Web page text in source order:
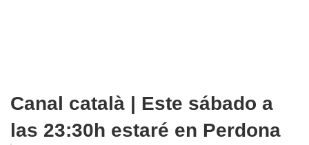
Canal català | Este sábado a
las 23:30h estaré en Perdona